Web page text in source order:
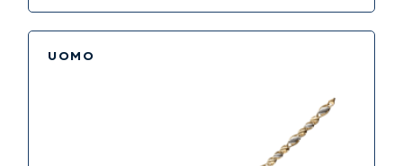
UOMO